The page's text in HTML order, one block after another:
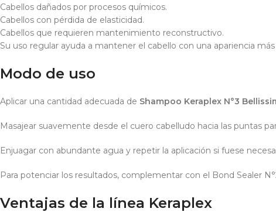
Cabellos dañados por procesos químicos.
Cabellos con pérdida de elasticidad.
Cabellos que requieren mantenimiento reconstructivo.
Su uso regular ayuda a mantener el cabello con una apariencia
Modo de uso
Aplicar una cantidad adecuada de Shampoo Keraplex N°3
Masajear suavemente desde el cuero cabelludo hacia las puntas
Enjuagar con abundante agua y repetir la aplicación si fuese
Para potenciar los resultados, complementar con el Bond Sealer
Ventajas de la línea Keraplex